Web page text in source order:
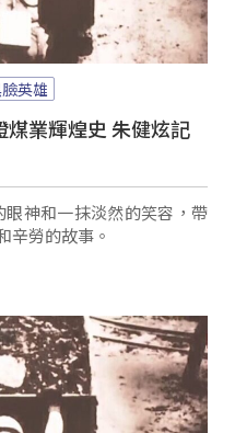
英雄
煤業輝煌史 朱健炫記
神和一抹淡然的笑容，帶
辛勞的故事。